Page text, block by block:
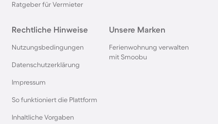
Ratgeber für Vermieter
Rechtliche Hinweise
Nutzungsbedingungen
Datenschutzerklärung
Impressum
So funktioniert die Plattform
Inhaltliche Vorgaben
Unsere Marken
Ferienwohnung verwalten
mit Smoobu